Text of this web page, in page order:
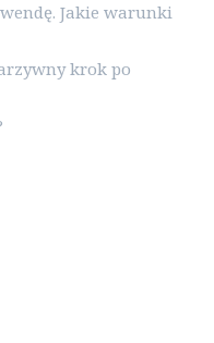
Jakie warunki
krok po